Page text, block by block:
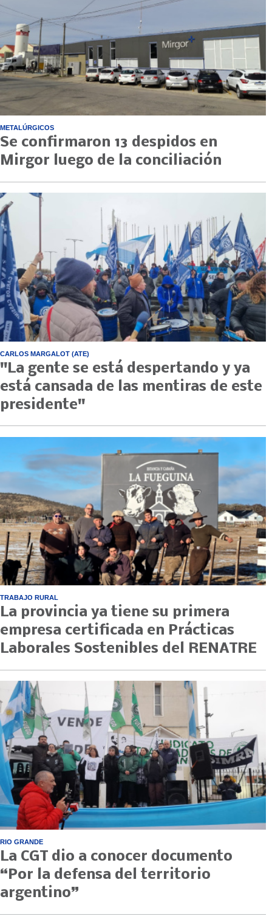
METALÚRGICOS
Se confirmaron 13 despidos en
Mirgor luego de la conciliación
CARLOS MARGALOT (ATE)
"La gente se está despertando y ya
está cansada de las mentiras de este
presidente"
TRABAJO RURAL
La provincia ya tiene su primera
empresa certificada en Prácticas
Laborales Sostenibles del RENATRE
RIO GRANDE
La CGT dio a conocer documento
“Por la defensa del territorio
argentino”